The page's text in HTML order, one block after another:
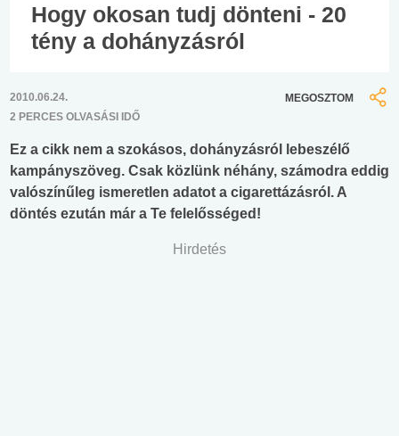
Hogy okosan tudj dönteni - 20
tény a dohányzásról
2010.06.24.
2 PERCES OLVASÁSI IDŐ
MEGOSZTOM
Ez a cikk nem a szokásos, dohányzásról lebeszélő
kampányszöveg. Csak közlünk néhány, számodra eddig
valószínűleg ismeretlen adatot a cigarettázásról. A
döntés ezután már a Te felelősséged!
Hirdetés